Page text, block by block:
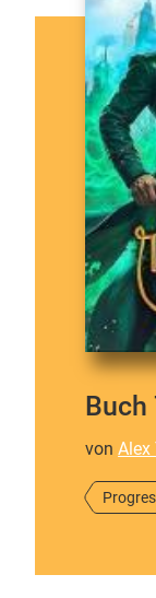
Buch
von Alex